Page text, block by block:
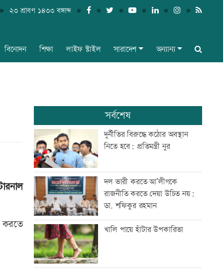
২৩ শ্রাবণ ১৪৩৩ বঙ্গাব্দ
বিনোদন শিক্ষা লাইফ স্টাইল সারাদেশ অন্যান্য
করতে
সর্বশেষ
দুর্নীতির বিরুদ্ধে কঠোর অবস্থান
নিতে হবে: প্রতিমন্ত্রী নুর
দল ভারী করতে আ’লীগকে
রাজনীতি করতে দেয়া উচিত নয়:
ডা. শফিকুর রহমান
খালি পায়ে হাঁটার উপকারিতা